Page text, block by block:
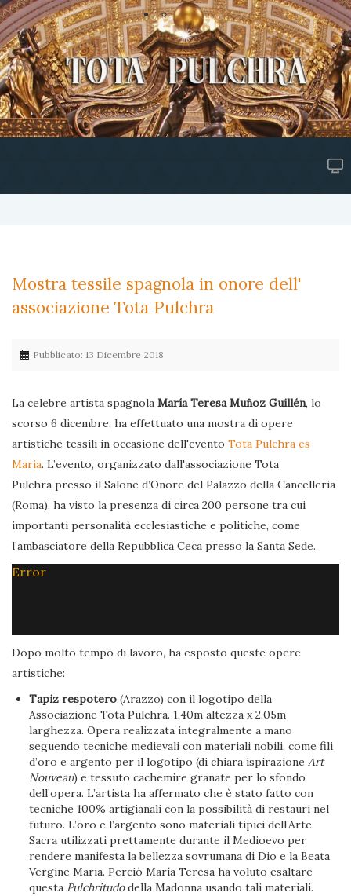
Mostra tessile spagnola in onore dell'
associazione Tota Pulchra
Pubblicato: 13 Dicembre 2018
La celebre artista spagnola María Teresa Muñoz Guillén, lo
scorso 6 dicembre, ha effettuato una mostra di opere
artistiche tessili in occasione dell'evento Tota Pulchra es
Maria. L’evento, organizzato dall'associazione Tota
Pulchra presso il Salone d’Onore del Palazzo della Cancelleria
(Roma), ha visto la presenza di circa 200 persone tra cui
importanti personalità ecclesiastiche e politiche, come
l’ambasciatore della Repubblica Ceca presso la Santa Sede.
Error
Dopo molto tempo di lavoro, ha esposto queste opere
artistiche:
Tapiz respotero (Arazzo) con il logotipo della
Associazione Tota Pulchra. 1,40m altezza x 2,05m
larghezza. Opera realizzata integralmente a mano
seguendo tecniche medievali con materiali nobili, come fili
d’oro e argento per il logotipo (di chiara ispirazioneArt
Nouveau) e tessuto cachemire granate per lo sfondo
dell’opera. L’artista ha affermato che è stato fatto con
tecniche 100% artigianali con la possibilità di restauri nel
futuro. L’oro e l’argento sono materiali tipici dell’Arte
Sacra utilizzati prettamente durante il Medioevo per
rendere manifesta la bellezza sovrumana di Dio e la Beata
Vergine Maria. Perciò María Teresa ha voluto esaltare
questa Pulchritudodella Madonna usando tali materiali.